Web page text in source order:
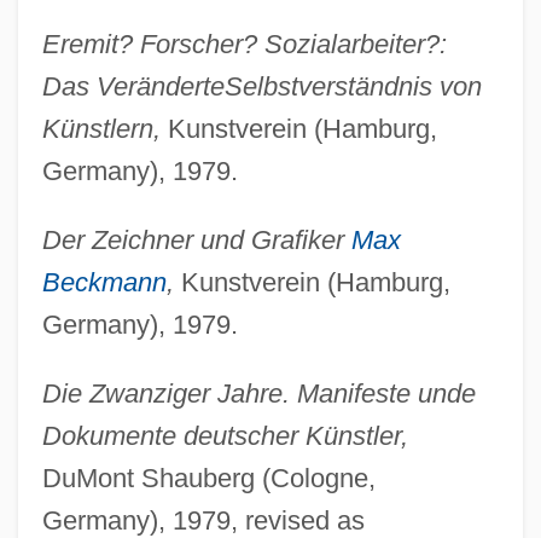
Eremit? Forscher? Sozialarbeiter?:
Das VeränderteSelbstverständnis von
Künstlern, Kunstverein (Hamburg,
Germany), 1979.
Der Zeichner und Grafiker Max
Beckmann, Kunstverein (Hamburg,
Germany), 1979.
Die Zwanziger Jahre. Manifeste unde
Dokumente deutscher Künstler,
DuMont Shauberg (Cologne,
Germany), 1979, revised as